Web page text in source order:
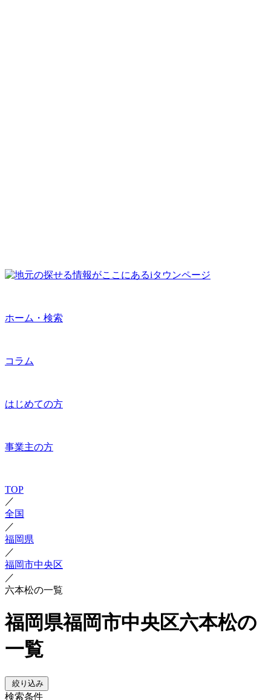
ホーム・検索
コラム
はじめての方
事業主の方
TOP
／
全国
／
福岡県
／
福岡市中央区
／
六本松の一覧
福岡県福岡市中央区六本松の
一覧
絞り込み
検索条件